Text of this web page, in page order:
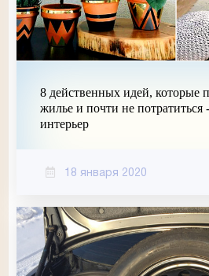
8 действенных идей, которые
жилье и почти не потратиться
интерьер
18 января 2020